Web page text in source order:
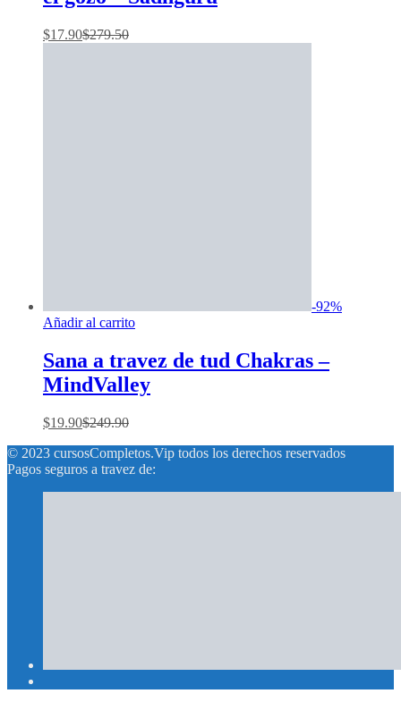
$17.90$279.50
-92%
Añadir al carrito
Sana a travez de tud Chakras –
MindValley
$19.90$249.90
© 2023 cursosCompletos.Vip todos los derechos reservados
Pagos seguros a travez de: